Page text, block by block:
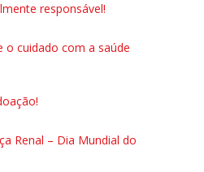
responsável!
o cuidado com a saúde
Renal – Dia Mundial do